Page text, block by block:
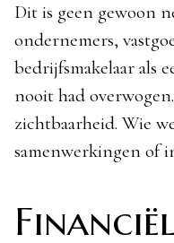
Dit is geen gewoon
ondernemers,
bedrijfsmakelaar als
nooit had
zichtbaarheid. Wie
samenwerkingen of